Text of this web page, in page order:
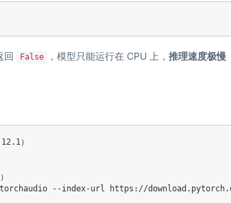
回 False ，模型只能运行在 CPU 上， 推理速度极慢
）